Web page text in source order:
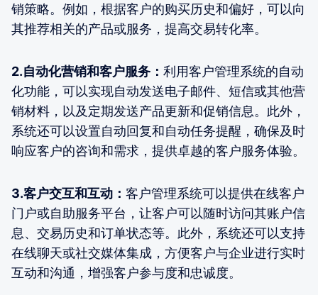
销策略。例如，根据客户的购买历史和偏好，可以向
其推荐相关的产品或服务，提高交易转化率。
2.自动化营销和客户服务： 利用客户管理系统的自动
化功能，可以实现自动发送电子邮件、短信或其他营
销材料，以及定期发送产品更新和促销信息。此外，
系统还可以设置自动回复和自动任务提醒，确保及时
响应客户的咨询和需求，提供卓越的客户服务体验。
3.客户交互和互动： 客户管理系统可以提供在线客户
门户或自助服务平台，让客户可以随时访问其账户信
息、交易历史和订单状态等。此外，系统还可以支持
在线聊天或社交媒体集成，方便客户与企业进行实时
互动和沟通，增强客户参与度和忠诚度。